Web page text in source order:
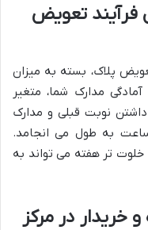
فرآیند تعویض
پلاک، بسته به میزان
مدارک شما، متغیر
نوبت قبلی و مدارک
این فرآیند معمولاً بین ۱ تا ۳ ساعت به طول می انجامد.
تر هفته می تواند به
خریدار در مرکز